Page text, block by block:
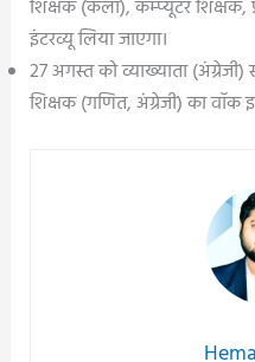
शिक्षक (कला), कम्प्यूटर शिक्षक,
इंटरव्यू लिया जाएगा।
27 अगस्त को व्याख्याता
शिक्षक (गणित, अंग्रेजी) का वॉक